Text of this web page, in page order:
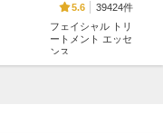
5.6
39424件
フェイシャル トリ
ートメント エッセ
ンス